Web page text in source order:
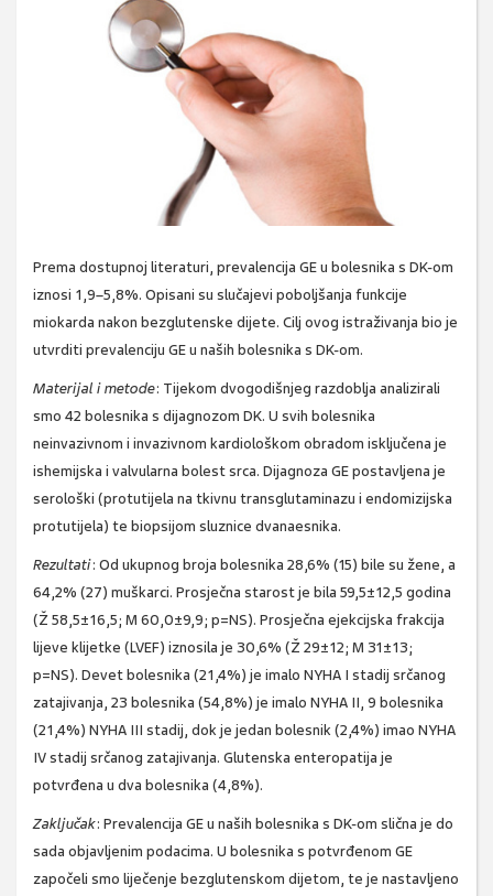
Prema dostupnoj literaturi, prevalencija GE u bolesnika s DK-om
iznosi 1,9–5,8%. Opisani su slučajevi poboljšanja funkcije
miokarda nakon bezglutenske dijete. Cilj ovog istraživanja bio je
utvrditi prevalenciju GE u naših bolesnika s DK-om.
Materijal i metode: Tijekom dvogodišnjeg razdoblja analizirali
smo 42 bolesnika s dijagnozom DK. U svih bolesnika
neinvazivnom i invazivnom kardiološkom obradom isključena je
ishemijska i valvularna bolest srca. Dijagnoza GE postavljena je
serološki (protutijela na tkivnu transglutaminazu i endomizijska
protutijela) te biopsijom sluznice dvanaesnika.
Rezultati: Od ukupnog broja bolesnika 28,6% (15) bile su žene, a
64,2% (27) muškarci. Prosječna starost je bila 59,5±12,5 godina
(Ž 58,5±16,5; M 60,0±9,9; p=NS). Prosječna ejekcijska frakcija
lijeve klijetke (LVEF) iznosila je 30,6% (Ž 29±12; M 31±13;
p=NS). Devet bolesnika (21,4%) je imalo NYHA I stadij srčanog
zatajivanja, 23 bolesnika (54,8%) je imalo NYHA II, 9 bolesnika
(21,4%) NYHA III stadij, dok je jedan bolesnik (2,4%) imao NYHA
IV stadij srčanog zatajivanja. Glutenska enteropatija je
potvrđena u dva bolesnika (4,8%).
Zaključak: Prevalencija GE u naših bolesnika s DK-om slična je do
sada objavljenim podacima. U bolesnika s potvrđenom GE
započeli smo liječenje bezglutenskom dijetom, te je nastavljeno